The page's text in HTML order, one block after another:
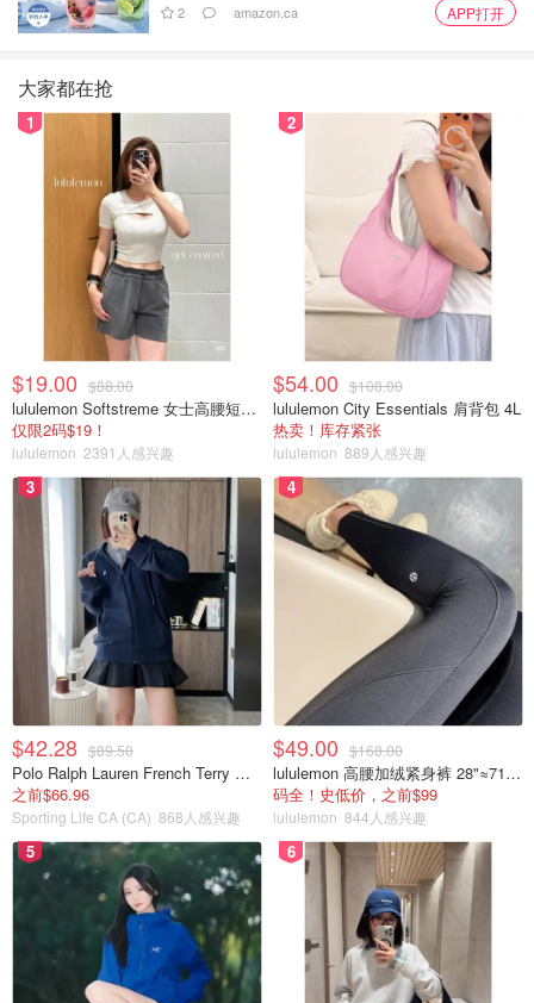
2 amazon.ca APP打开
大家都在抢
1
$19.00 $88.00
lululemon Softstreme 女士高腰短裤 10cm
仅限2码$19！
lululemon 2391人感兴趣
2
$54.00 $108.00
lululemon City Essentials 肩背包 4L
热卖！库存紧张
lululemon 889人感兴趣
3
$42.28 $89.50
Polo Ralph Lauren French Terry 女童连帽卫衣 7-16码
之前$66.96
Sporting Life CA (CA) 868人感兴趣
4
$49.00 $168.00
lululemon 高腰加绒紧身裤 28"≈71cm 5个口袋
码全！史低价，之前$99
lululemon 844人感兴趣
5 6